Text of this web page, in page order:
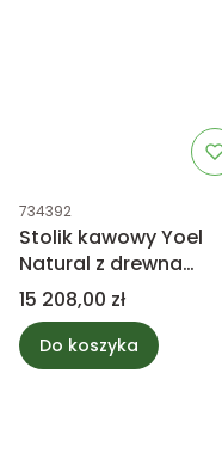
Kod produktu
734392
Stolik kawowy Yoel
Natural z drewna
skamieniałego PTMD
Collection
Cena
15 208,00 zł
Do koszyka